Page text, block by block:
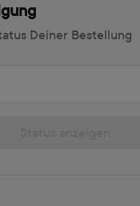
Deiner Bestellung